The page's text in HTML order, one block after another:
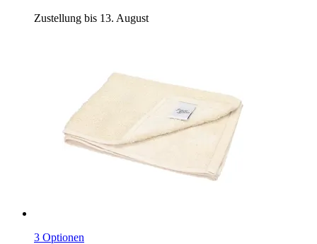
Zustellung bis 13. August
3 Optionen